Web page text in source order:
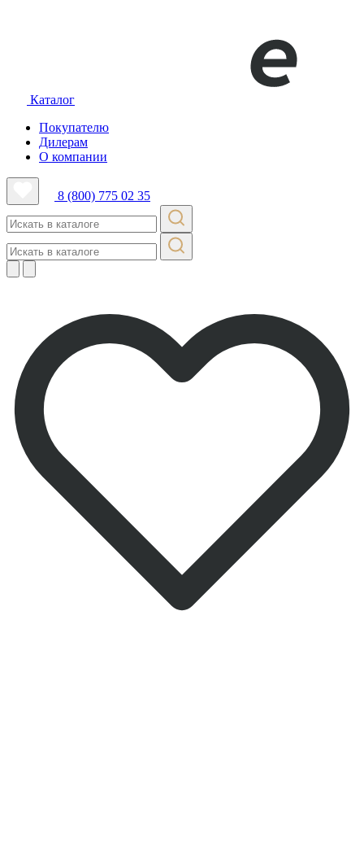
Каталог
Покупателю
Дилерам
О компании
8 (800) 775 02 35